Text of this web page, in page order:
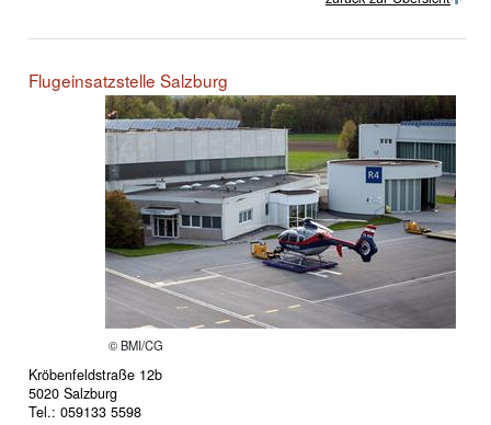
Flugeinsatzstelle Salzburg
© BMI/CG
Kröbenfeldstraße 12b
5020 Salzburg
Tel.: 059133 5598